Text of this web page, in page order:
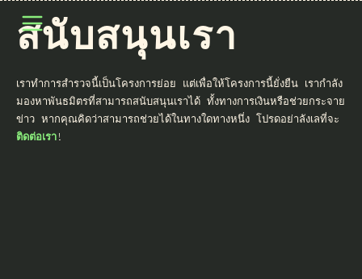
เปิดเมนู
สนับสนุนเรา
เราทำการสำรวจนี้เป็นโครงการย่อย แต่เพื่อให้โครงการนี้ยั่งยืน เรากำลัง
มองหาพันธมิตรที่สามารถสนับสนุนเราได้ ทั้งทางการเงินหรือช่วยกระจาย
ข่าว หากคุณคิดว่าสามารถช่วยได้ในทางใดทางหนึ่ง โปรดอย่าลังเลที่จะ
ติดต่อเรา!